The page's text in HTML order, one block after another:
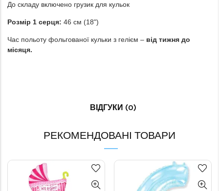
До складу включено грузик для кульок
Розмір 1 серця: 46 см (18")
Час польоту фольгованої кульки з гелієм – від тижня до
місяця.
ВІДГУКИ (0)
РЕКОМЕНДОВАНІ ТОВАРИ